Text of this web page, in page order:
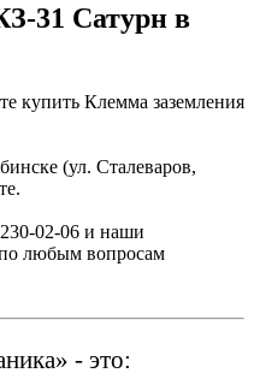
31 Сатурн в
купить Клемма заземления
(ул. Сталеваров,
02-06 и наши
любым вопросам
- это: